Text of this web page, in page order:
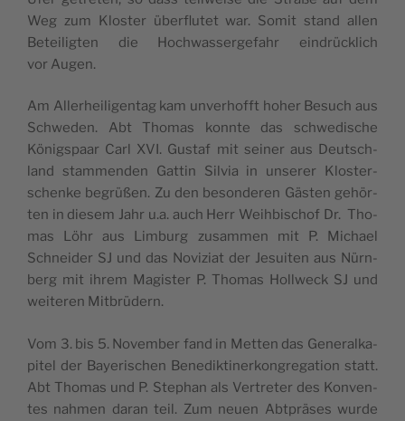
Weg zum Klos­ter über­flu­tet war. Somit stand allen
Betei­lig­ten die Hoch­was­ser­ge­fahr ein­drück­lich
vor Augen.
Am Aller­hei­li­gen­tag kam unver­hofft hoher Besuch aus
Schwe­den. Abt Tho­mas konn­te das schwe­di­sche
Königs­paar Carl XVI. Gus­taf mit sei­ner aus Deutsch­
land stam­men­den Gat­tin Sil­via in unse­rer Klos­ter­
schen­ke begrü­ßen. Zu den beson­de­ren Gäs­ten gehör­
ten in die­sem Jahr u.a. auch Herr Weih­bi­schof Dr. Tho­
mas Löhr aus Lim­burg zusam­men mit P. Micha­el
Schnei­der SJ und das Novi­zi­at der Jesui­ten aus Nürn­
berg mit ihrem Magis­ter P. Tho­mas Holl­weck SJ und
wei­te­ren Mitbrüdern.
Vom 3. bis 5. Novem­ber fand in Met­ten das Gene­ral­ka­
pi­tel der Baye­ri­schen Bene­dik­ti­ner­kon­gre­ga­ti­on statt.
Abt Tho­mas und P. Ste­phan als Ver­tre­ter des Kon­ven­
tes nah­men dar­an teil. Zum neu­en Abt­prä­ses wur­de